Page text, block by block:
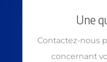
Une
Contactez-nous
concernant